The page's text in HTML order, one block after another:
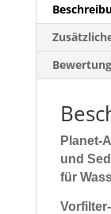
Planet-
und
für